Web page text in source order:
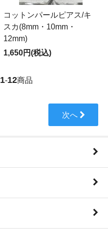
コットンパールピアス/キ
スカ(8mm・10mm・
12mm)
1,650円(税込)
1-12商品
次へ